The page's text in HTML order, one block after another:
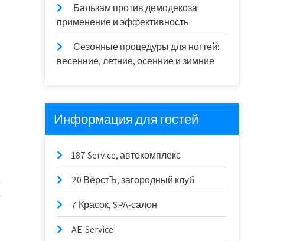
Бальзам против демодекоза:
применение и эффективность
Сезонные процедуры для ногтей:
весенние, летние, осенние и зимние
Информация для гостей
187 Service, автокомплекс
20 ВёрстЪ, загородный клуб
7 Красок, SPA-салон
AE-Service